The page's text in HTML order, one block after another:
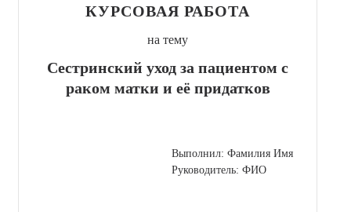
КУРСОВАЯ РАБОТА
на тему
Сестринский уход за пациентом с
раком матки и её придатков
Выполнил: Фамилия Имя
Руководитель: ФИО